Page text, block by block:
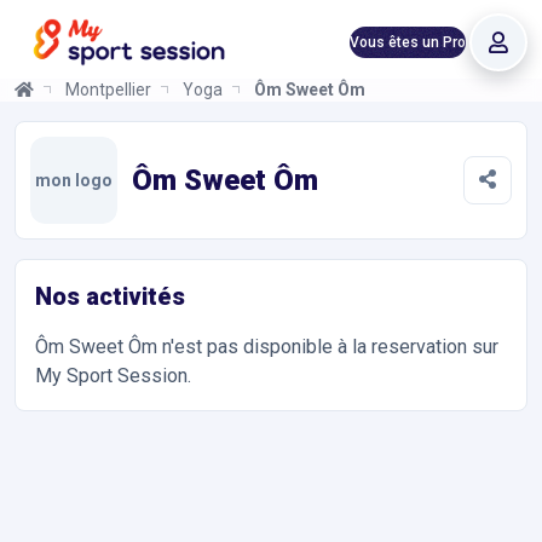
Vous êtes un Pro
Montpellier Yoga Ôm Sweet Ôm
mon logo Ôm Sweet Ôm
Nos activités
Ôm Sweet Ôm n'est pas disponible à la reservation sur
My Sport Session.